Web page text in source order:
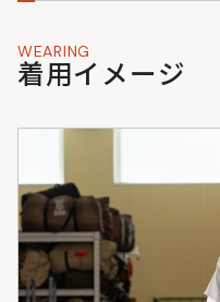
WEARING
着用イメージ